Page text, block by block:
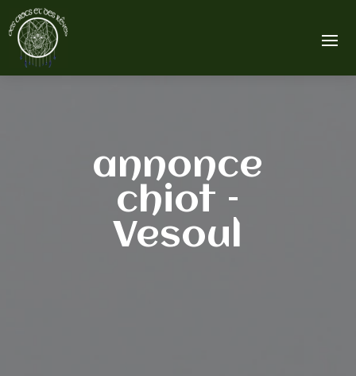
annonce
chiot –
Vesoul